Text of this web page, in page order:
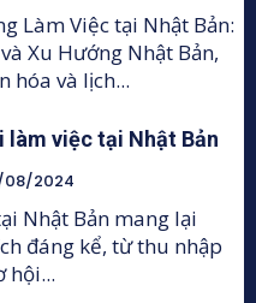
Làm Việc tại Nhật Bản:
Hướng Nhật Bản,
hóa và lịch...
làm việc tại Nhật Bản
08/2024
Nhật Bản mang lại
đáng kể, từ thu nhập
hội...